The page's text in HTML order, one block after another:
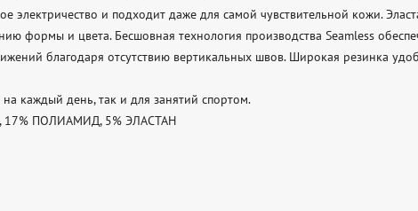
электричество и подходит даже для самой чувствительной кожи.
формы и цвета. Бесшовная технология производства Seamless
благодаря отсутствию вертикальных швов. Широкая резинка
каждый день, так и для занятий спортом.
17% ПОЛИАМИД, 5% ЭЛАСТАН